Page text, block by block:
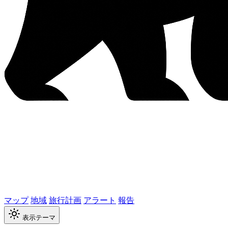
マップ地域旅行計画 アラート 報告
表示テーマ